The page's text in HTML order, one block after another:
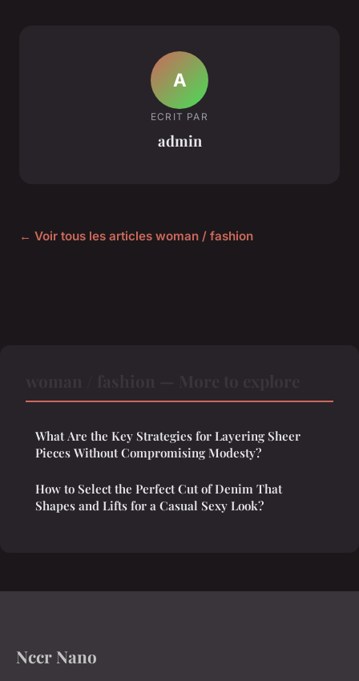
A
ECRIT PAR
admin
← Voir tous les articles woman / fashion
What Are the Key Strategies for Layering Sheer
Pieces Without Compromising Modesty?
How to Select the Perfect Cut of Denim That
Shapes and Lifts for a Casual Sexy Look?
Nccr Nano